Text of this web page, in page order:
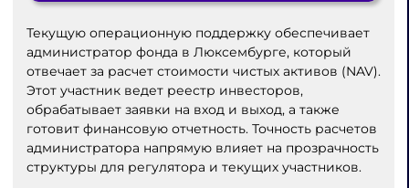
Текущую операционную поддержку обеспечивает
администратор фонда в Люксембурге, который
отвечает за расчет стоимости чистых активов (NAV).
Этот участник ведет реестр инвесторов,
обрабатывает заявки на вход и выход, а также
готовит финансовую отчетность. Точность расчетов
администратора напрямую влияет на прозрачность
структуры для регулятора и текущих участников.